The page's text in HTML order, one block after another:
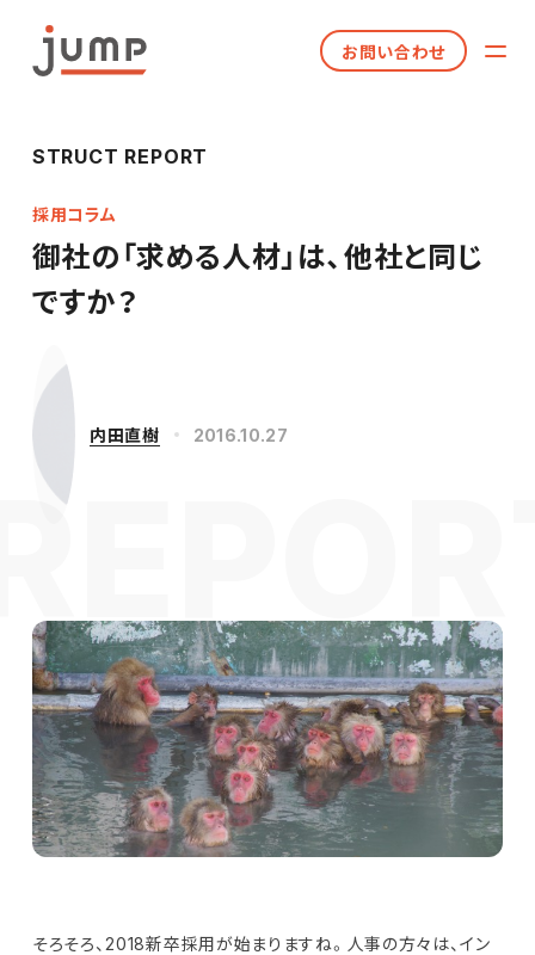
お問い合わせ
STRUCT REPORT
採用コラム
御社の「求める人材」は、他社と同じ
ですか？
内田直樹 2016.10.27
そろそろ、2018新卒採用が始まりますね。人事の方々は、イン